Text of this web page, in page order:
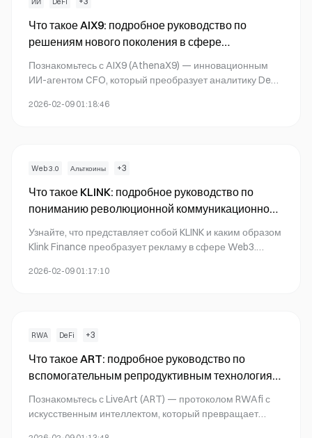
Что такое AIX9: подробное руководство по
решениям нового поколения в сфере
корпоративных вычислений
Познакомьтесь с AIX9 (AthenaX9) — инновационным
ИИ-агентом CFO, который преобразует аналитику DeFi
Получайте актуальные данные блокчейна, следите за
2026-02-09 01:18:46
Web 3.0 Альткоины +3
Что такое KLINK: подробное руководство по
пониманию революционной коммуникационной
платформы
Узнайте, что представляет собой KLINK и каким образом
Klink Finance преобразует рекламу в сфере Web3.
возможности получения вознаграждений за стейкинг, а
2026-02-09 01:17:10
RWA DeFi +3
Что такое ART: подробное руководство по
вспомогательным репродуктивным технологиям
и их влиянию на современные методы лечения
бесплодия
Познакомьтесь с LiveArt (ART) — протоколом RWAfi с
искусственным интеллектом, который превращает